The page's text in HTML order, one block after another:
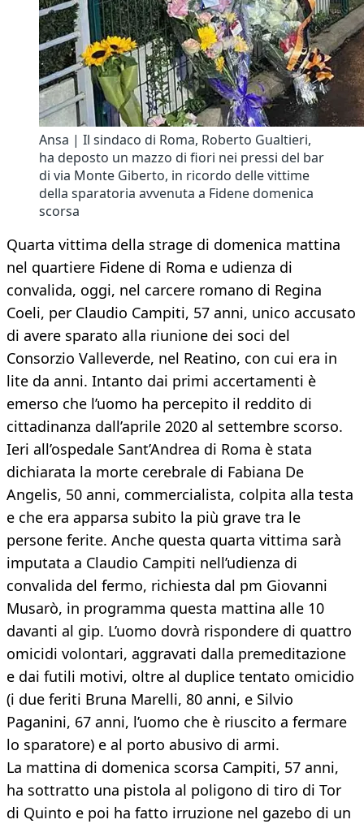
Ansa | Il sindaco di Roma, Roberto Gualtieri,
ha deposto un mazzo di fiori nei pressi del bar
di via Monte Giberto, in ricordo delle vittime
della sparatoria avvenuta a Fidene domenica
scorsa
Quarta vittima della strage di domenica mattina
nel quartiere Fidene di Roma e udienza di
convalida, oggi, nel carcere romano di Regina
Coeli, per Claudio Campiti, 57 anni, unico accusato
di avere sparato alla riunione dei soci del
Consorzio Valleverde, nel Reatino, con cui era in
lite da anni. Intanto dai primi accertamenti è
emerso che l’uomo ha percepito il reddito di
cittadinanza dall’aprile 2020 al settembre scorso.
Ieri all’ospedale Sant’Andrea di Roma è stata
dichiarata la morte cerebrale di Fabiana De
Angelis, 50 anni, commercialista, colpita alla testa
e che era apparsa subito la più grave tra le
persone ferite. Anche questa quarta vittima sarà
imputata a Claudio Campiti nell’udienza di
convalida del fermo, richiesta dal pm Giovanni
Musarò, in programma questa mattina alle 10
davanti al gip. L’uomo dovrà rispondere di quattro
omicidi volontari, aggravati dalla premeditazione
e dai futili motivi, oltre al duplice tentato omicidio
(i due feriti Bruna Marelli, 80 anni, e Silvio
Paganini, 67 anni, l’uomo che è riuscito a fermare
lo sparatore) e al porto abusivo di armi.
La mattina di domenica scorsa Campiti, 57 anni,
ha sottratto una pistola al poligono di tiro di Tor
di Quinto e poi ha fatto irruzione nel gazebo di un